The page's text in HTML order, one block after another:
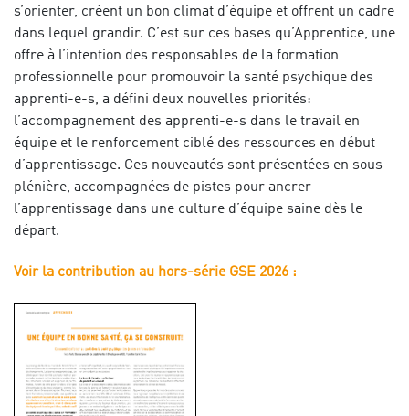
s’orienter, créent un bon climat d’équipe et offrent un cadre
dans lequel grandir. C’est sur ces bases qu’Apprentice, une
offre à l’intention des responsables de la formation
professionnelle pour promouvoir la santé psychique des
apprenti-e-s, a défini deux nouvelles priorités:
l’accompagnement des apprenti-e-s dans le travail en
équipe et le renforcement ciblé des ressources en début
d’apprentissage. Ces nouveautés sont présentées en sous-
plénière, accompagnées de pistes pour ancrer
l’apprentissage dans une culture d’équipe saine dès le
départ.
Voir la contribution au hors-série GSE 2026 :